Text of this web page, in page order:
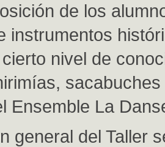
de los
instrumentos
nivel de
Ensemble La
general del Taller